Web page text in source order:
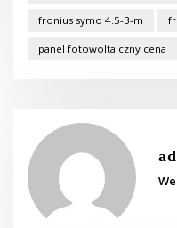
fronius symo 4.5-3-m
panel fotowoltaiczny cena